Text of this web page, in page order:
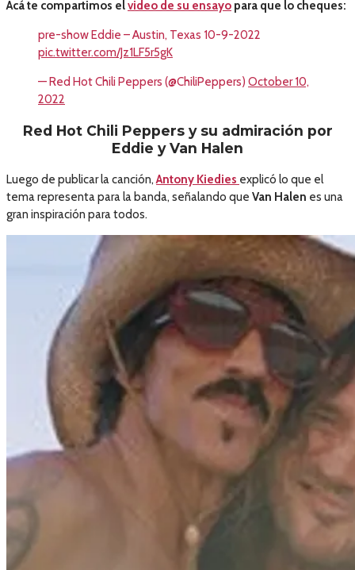
Acá te compartimos elvideo de su ensayo para que lo cheques:
pre-show Eddie – Austin, Texas 10-9-2022
pic.twitter.com/Jz1LF5r5gK
— Red Hot Chili Peppers (@ChiliPeppers) October 10,
2022
Red Hot Chili Peppers y su admiración por
Eddie y Van Halen
Luego de publicar la canción,Antony Kiedies explicó lo que el
tema representa para la banda, señalando que Van Halen es una
gran inspiración para todos.